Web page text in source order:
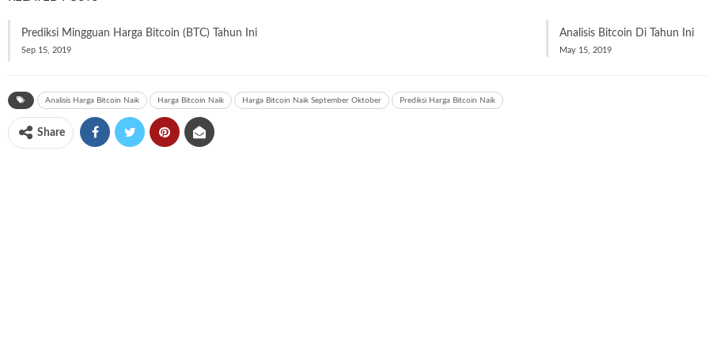
Prediksi Mingguan Harga Bitcoin (BTC) Tahun Ini
Sep 15, 2019
Analisis Bitcoin Di Tahun Ini
May 15, 2019
Analisis Harga Bitcoin Naik Harga Bitcoin Naik Harga Bitcoin Naik September Oktober Prediksi Harga Bitcoin Naik
Share